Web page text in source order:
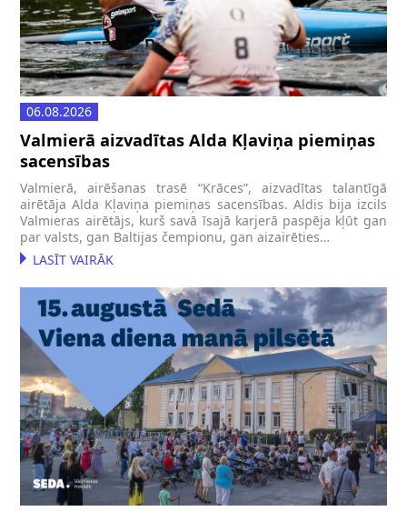
06.08.2026
Valmierā aizvadītas Alda Kļaviņa piemiņas
sacensības
Valmierā, airēšanas trasē “Krāces”, aizvadītas talantīgā
airētāja Alda Kļaviņa piemiņas sacensības. Aldis bija izcils
Valmieras airētājs, kurš savā īsajā karjerā paspēja kļūt gan
par valsts, gan Baltijas čempionu, gan aizairēties…
LASĪT VAIRĀK